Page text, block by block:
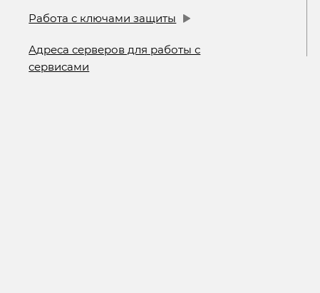
Работа с ключами защиты
Адреса серверов для работы с
сервисами